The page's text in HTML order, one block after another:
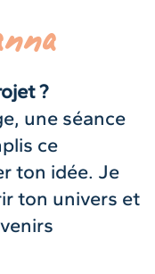
?
une séance
ce
ton idée. Je
ton univers et